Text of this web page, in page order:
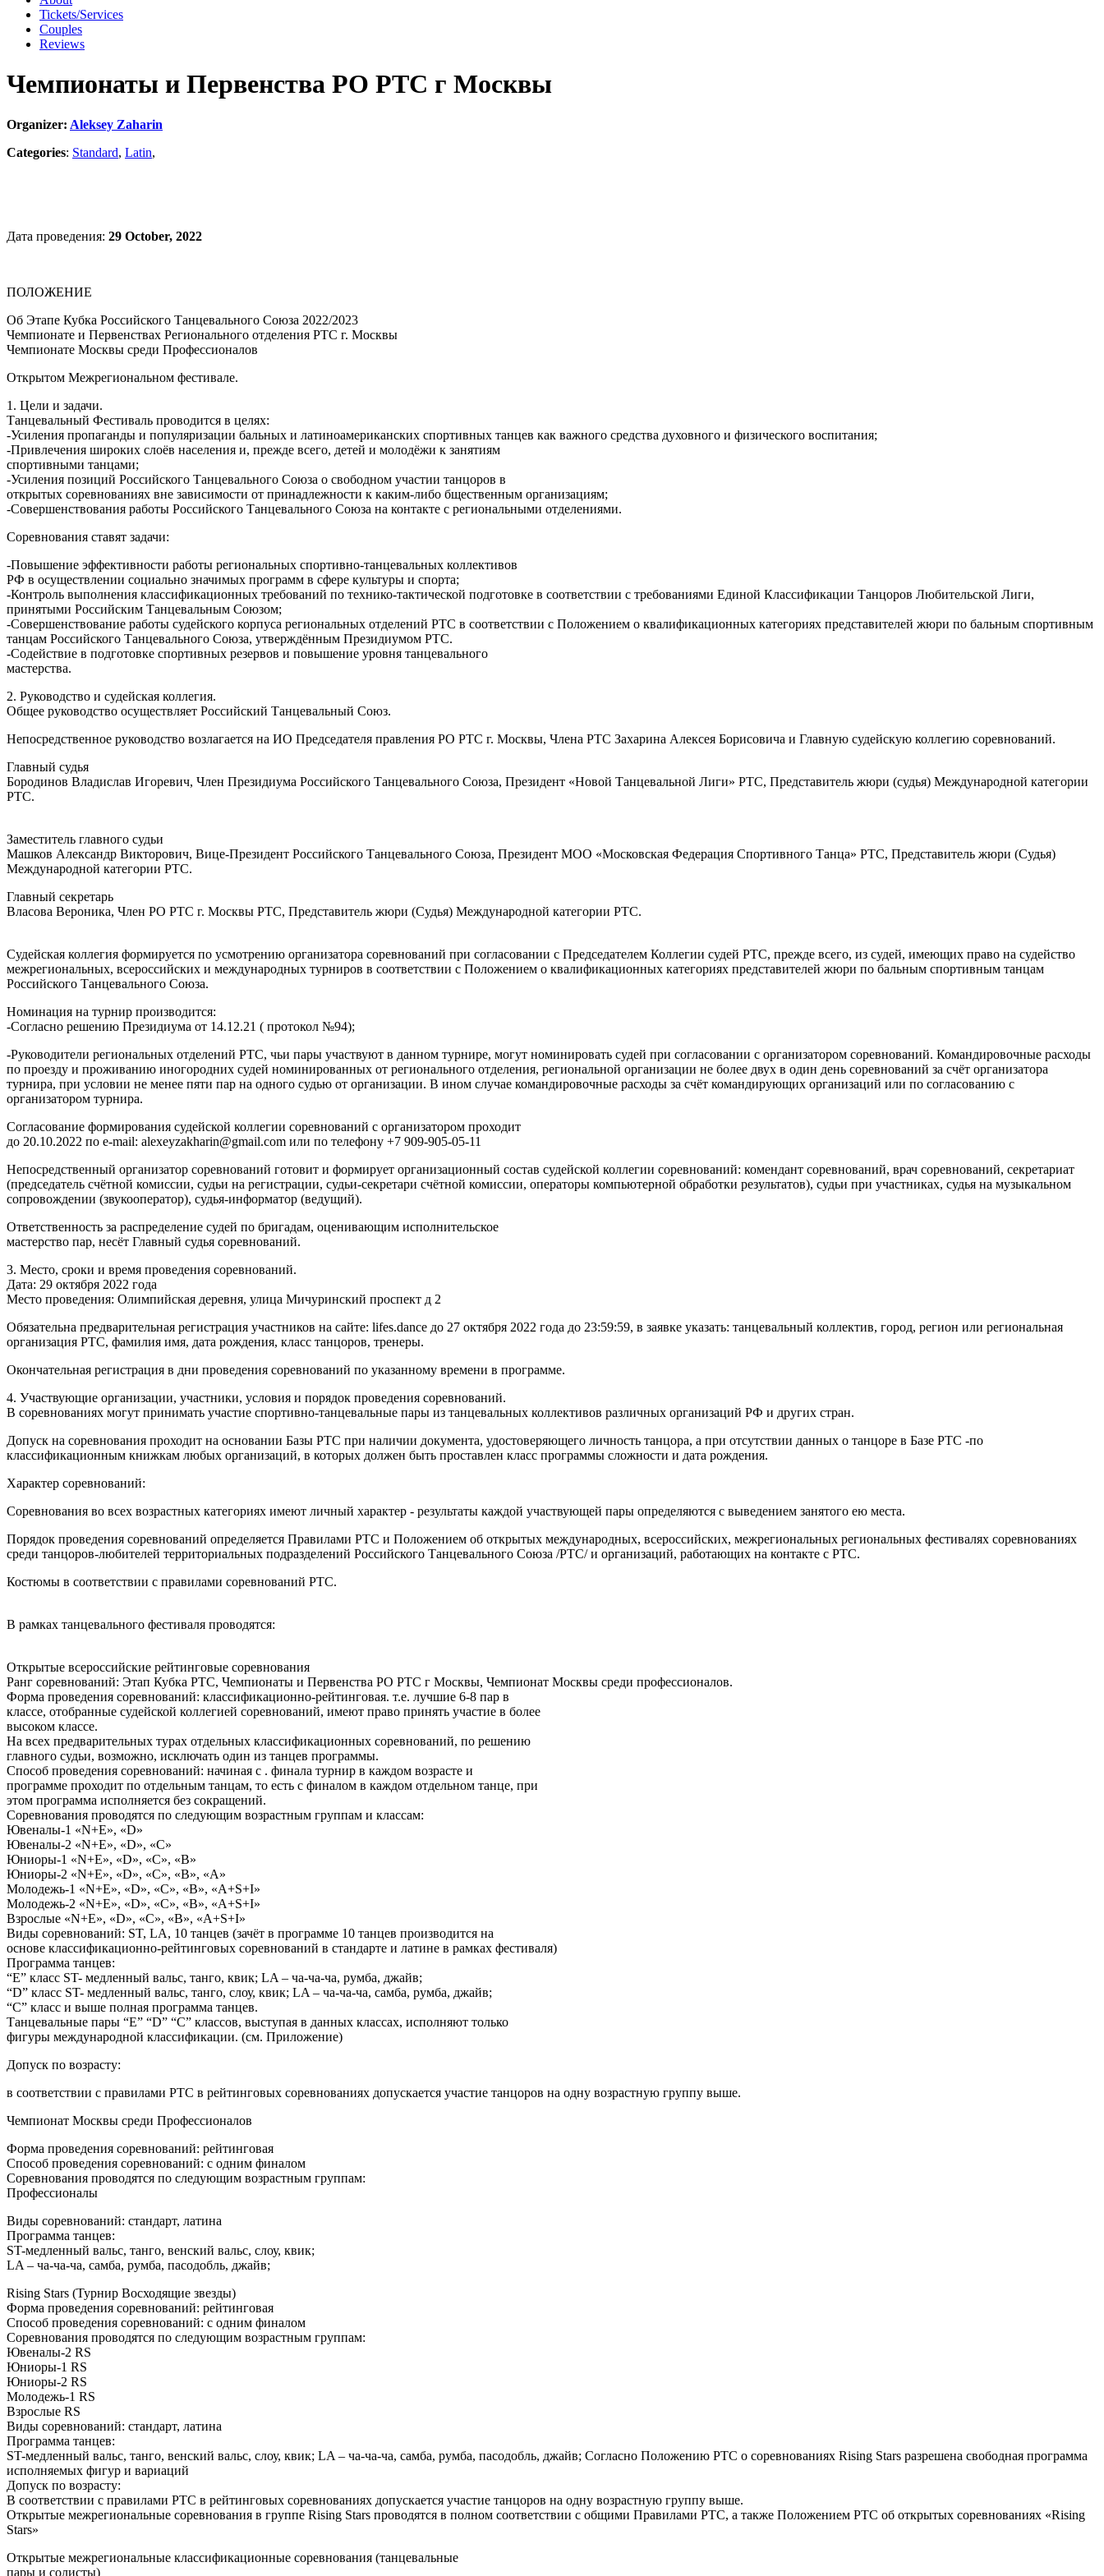
Tickets/Services
Couples
Reviews
Чемпионаты и Первенства РО РТС г Москвы
Organizer: Aleksey Zaharin
Categories: Standard, Latin,
Дата проведения: 29 October, 2022
ПОЛОЖЕНИЕ
Об Этапе Кубка Российского Танцевального Союза 2022/2023
Чемпионате и Первенствах Регионального отделения РТС г. Москвы
Чемпионате Москвы среди Профессионалов
Открытом Межрегиональном фестивале.
1. Цели и задачи.
Танцевальный Фестиваль проводится в целях:
-Усиления пропаганды и популяризации бальных и латиноамериканских спортивных танцев как важного средства духовного и физического воспитания;
-Привлечения широких слоёв населения и, прежде всего, детей и молодёжи к занятиям
спортивными танцами;
-Усиления позиций Российского Танцевального Союза о свободном участии танцоров в
открытых соревнованиях вне зависимости от принадлежности к каким-либо бщественным организациям;
-Совершенствования работы Российского Танцевального Союза на контакте с региональными отделениями.
Соревнования ставят задачи:
-Повышение эффективности работы региональных спортивно-танцевальных коллективов
РФ в осуществлении социально значимых программ в сфере культуры и спорта;
-Контроль выполнения классификационных требований по технико-тактической подготовке в соответствии с требованиями Единой Классификации Танцоров Любительской Лиги,
принятыми Российским Танцевальным Союзом;
-Совершенствование работы судейского корпуса региональных отделений РТС в соответствии с Положением о квалификационных категориях представителей жюри по бальным спортивным
танцам Российского Танцевального Союза, утверждённым Президиумом РТС.
-Содействие в подготовке спортивных резервов и повышение уровня танцевального
мастерства.
2. Руководство и судейская коллегия.
Общее руководство осуществляет Российский Танцевальный Союз.
Непосредственное руководство возлагается на ИО Председателя правления РО РТС г. Москвы, Члена РТС Захарина Алексея Борисовича и Главную судейскую коллегию соревнований.
Главный судья
Бородинов Владислав Игоревич, Член Президиума Российского Танцевального Союза, Президент «Новой Танцевальной Лиги» РТС, Представитель жюри (судья) Международной категории
РТС.
Заместитель главного судьи
Машков Александр Викторович, Вице-Президент Российского Танцевального Союза, Президент МОО «Московская Федерация Спортивного Танца» РТС, Представитель жюри (Судья)
Международной категории РТС.
Главный секретарь
Власова Вероника, Член РО РТС г. Москвы РТС, Представитель жюри (Судья) Международной категории РТС.
Судейская коллегия формируется по усмотрению организатора соревнований при согласовании с Председателем Коллегии судей РТС, прежде всего, из судей, имеющих право на судейство
межрегиональных, всероссийских и международных турниров в соответствии с Положением о квалификационных категориях представителей жюри по бальным спортивным танцам
Российского Танцевального Союза.
Номинация на турнир производится:
-Согласно решению Президиума от 14.12.21 ( протокол №94);
-Руководители региональных отделений РТС, чьи пары участвуют в данном турнире, могут номинировать судей при согласовании с организатором соревнований. Командировочные расходы
по проезду и проживанию иногородних судей номинированных от регионального отделения, региональной организации не более двух в один день соревнований за счёт организатора
турнира, при условии не менее пяти пар на одного судью от организации. В ином случае командировочные расходы за счёт командирующих организаций или по согласованию с
организатором турнира.
Согласование формирования судейской коллегии соревнований с организатором проходит
до 20.10.2022 по e-mail: alexeyzakharin@gmail.com или по телефону +7 909-905-05-11
Непосредственный организатор соревнований готовит и формирует организационный состав судейской коллегии соревнований: комендант соревнований, врач соревнований, секретариат
(председатель счётной комиссии, судьи на регистрации, судьи-секретари счётной комиссии, операторы компьютерной обработки результатов), судьи при участниках, судья на музыкальном
сопровождении (звукооператор), судья-информатор (ведущий).
Ответственность за распределение судей по бригадам, оценивающим исполнительское
мастерство пар, несёт Главный судья соревнований.
3. Место, сроки и время проведения соревнований.
Дата: 29 октября 2022 года
Место проведения: Олимпийская деревня, улица Мичуринский проспект д 2
Обязательна предварительная регистрация участников на сайте: lifes.dance до 27 октября 2022 года до 23:59:59, в заявке указать: танцевальный коллектив, город, регион или региональная
организация РТС, фамилия имя, дата рождения, класс танцоров, тренеры.
Окончательная регистрация в дни проведения соревнований по указанному времени в программе.
4. Участвующие организации, участники, условия и порядок проведения соревнований.
В соревнованиях могут принимать участие спортивно-танцевальные пары из танцевальных коллективов различных организаций РФ и других стран.
Допуск на соревнования проходит на основании Базы РТС при наличии документа, удостоверяющего личность танцора, а при отсутствии данных о танцоре в Базе РТС -по
классификационным книжкам любых организаций, в которых должен быть проставлен класс программы сложности и дата рождения.
Характер соревнований:
Cоревнования во всех возрастных категориях имеют личный характер - результаты каждой участвующей пары определяются с выведением занятого ею места.
Порядок проведения соревнований определяется Правилами РТС и Положением об открытых международных, всероссийских, межрегиональных региональных фестивалях соревнованиях
среди танцоров-любителей территориальных подразделений Российского Танцевального Союза /РТС/ и организаций, работающих на контакте с РТС.
Костюмы в соответствии с правилами соревнований РТС.
В рамках танцевального фестиваля проводятся:
Открытые всероссийские рейтинговые соревнования
Ранг соревнований: Этап Кубка РТС, Чемпионаты и Первенства РО РТС г Москвы, Чемпионат Москвы среди профессионалов.
Форма проведения соревнований: классификационно-рейтинговая. т.е. лучшие 6-8 пар в
классе, отобранные судейской коллегией соревнований, имеют право принять участие в более
высоком классе.
На всех предварительных турах отдельных классификационных соревнований, по решению
главного судьи, возможно, исключать один из танцев программы.
Способ проведения соревнований: начиная с . финала турнир в каждом возрасте и
программе проходит по отдельным танцам, то есть с финалом в каждом отдельном танце, при
этом программа исполняется без сокращений.
Соревнования проводятся по следующим возрастным группам и классам:
Ювеналы-1 «N+E», «D»
Ювеналы-2 «N+E», «D», «C»
Юниоры-1 «N+E», «D», «C», «B»
Юниоры-2 «N+E», «D», «C», «B», «A»
Молодежь-1 «N+E», «D», «C», «B», «A+S+I»
Молодежь-2 «N+E», «D», «C», «B», «A+S+I»
Взрослые «N+E», «D», «C», «B», «A+S+I»
Виды соревнований: ST, LA, 10 танцев (зачёт в программе 10 танцев производится на
основе классификационно-рейтинговых соревнований в стандарте и латине в рамках фестиваля)
Программа танцев:
“E” класс ST- медленный вальс, танго, квик; LA – ча-ча-ча, румба, джайв;
“D” класс ST- медленный вальс, танго, слоу, квик; LA – ча-ча-ча, самба, румба, джайв;
“C” класс и выше полная программа танцев.
Танцевальные пары “E” “D” “C” классов, выступая в данных классах, исполняют только
фигуры международной классификации. (см. Приложение)
Допуск по возрасту:
в соответствии с правилами РТС в рейтинговых соревнованиях допускается участие танцоров на одну возрастную группу выше.
Чемпионат Москвы среди Профессионалов
Форма проведения соревнований: рейтинговая
Способ проведения соревнований: с одним финалом
Соревнования проводятся по следующим возрастным группам:
Профессионалы
Виды соревнований: стандарт, латина
Программа танцев:
ST-медленный вальс, танго, венский вальс, слоу, квик;
LA – ча-ча-ча, самба, румба, пасодобль, джайв;
Rising Stars (Турнир Восходящие звезды)
Форма проведения соревнований: рейтинговая
Способ проведения соревнований: с одним финалом
Соревнования проводятся по следующим возрастным группам:
Ювеналы-2 RS
Юниоры-1 RS
Юниоры-2 RS
Молодежь-1 RS
Взрослые RS
Виды соревнований: стандарт, латина
Программа танцев:
ST-медленный вальс, танго, венский вальс, слоу, квик; LA – ча-ча-ча, самба, румба, пасодобль, джайв; Согласно Положению РТС о соревнованиях Rising Stars разрешена свободная программа
исполняемых фигур и вариаций
Допуск по возрасту:
В соответствии с правилами РТС в рейтинговых соревнованиях допускается участие танцоров на одну возрастную группу выше.
Открытые межрегиональные соревнования в группе Rising Stars проводятся в полном соответствии с общими Правилами РТС, а также Положением РТС об открытых соревнованиях «Rising
Stars»
Открытые межрегиональные классификационные соревнования (танцевальные
пары и солисты)